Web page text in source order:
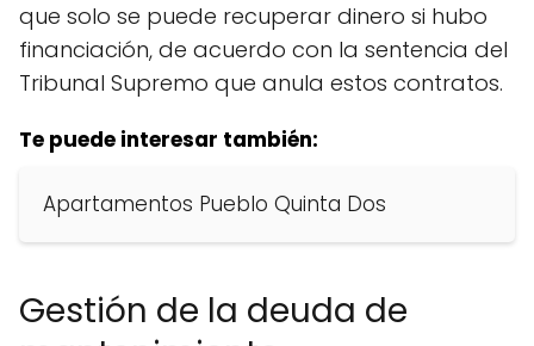
que solo se puede recuperar dinero si hubo
financiación, de acuerdo con la sentencia del
Tribunal Supremo que anula estos contratos.
Te puede interesar también:
Apartamentos Pueblo Quinta Dos
Gestión de la deuda de